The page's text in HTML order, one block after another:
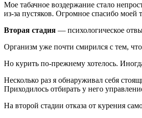
Мое табачное воздержание стало
из-за пустяков. Огромное спасибо
Вторая стадия — психологическое
Организм уже почти смирился с тем,
Но курить по-прежнему хотелось.
Несколько раз я обнаруживал себя
Приходилось отбирать у него
На второй стадии отказа от курения